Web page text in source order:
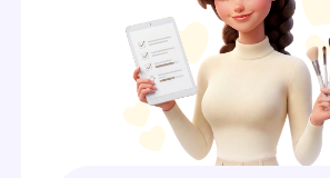
Поддерживайте работу в вебкам
студиях в свободном графике
и зарабатывайте от 50 000 рублей!